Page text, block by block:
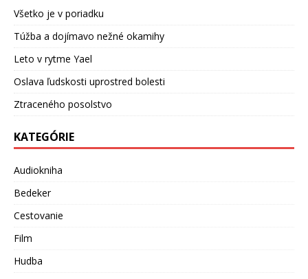
Všetko je v poriadku
Túžba a dojímavo nežné okamihy
Leto v rytme Yael
Oslava ľudskosti uprostred bolesti
Ztraceného posolstvo
KATEGÓRIE
Audiokniha
Bedeker
Cestovanie
Film
Hudba